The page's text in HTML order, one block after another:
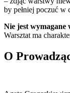
by pełniej poczuć w
Nie jest wymagane
Warsztat ma
O